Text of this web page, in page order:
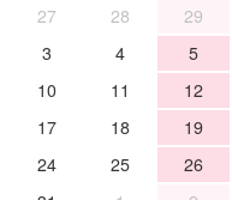
27 28 29
3
4 5
10
11 12
17
18 19
24
25 26